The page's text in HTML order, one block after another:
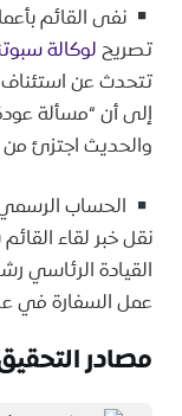
نفى القائم
تصريحلوكالة
تتحدث عن
إلى أن “مسألة
والحديث اجتزئ من
الحساب
نقل خبر لقاء
القيادة الرئاسي
عمل السفارة في
مصادر